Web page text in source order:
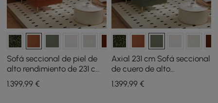
Sofá seccional de piel de
alto rendimiento de 231 cm
de 2 piezas Axial con
otomana, patas doradas y
1.399,99 €
Axial 231 cm Sofá seccional
de cuero de alto
rendimiento de 2 piezas
con otomana, patas
1.399,99€